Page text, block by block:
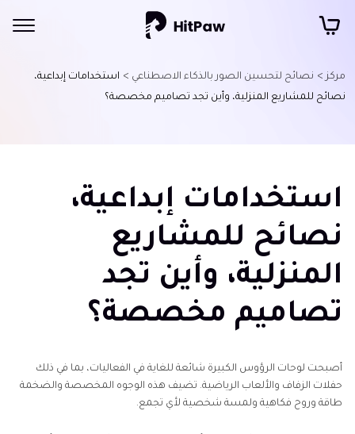
مركز > نصائح لتحسين الصور بالذكاء الاصطناعي > استخدامات إبداعية،
نصائح للمشاريع المنزلية، وأين تجد تصاميم مخصصة؟
استخدامات إبداعية،
نصائح للمشاريع
المنزلية، وأين تجد
تصاميم مخصصة؟
أصبحت لوحات الرؤوس الكبيرة شائعة للغاية في الفعاليات، بما في ذلك
حفلات الزفاف والألعاب الرياضية. تضيف هذه الوجوه المخصصة والضخمة
طاقة وروح فكاهية ولمسة شخصية لأي تجمع.